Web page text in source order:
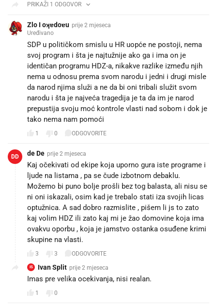
PRIKAŽI 1 ODGOVOR
Zlo I oʞɐdoɐu prije 2 mjeseca
Uređivano
SDP u političkom smislu u HR uopće ne postoji, nema
svoj program i šta je najtužnije ako ga i ima on je
identičan programu HDZ-a, nikakve razlike između njih
nema u odnosu prema svom narodu i jedni i drugi misle
da narod njima služi a ne da bi oni tribali služit svom
narodu i šta je najveća tragedija je ta da im je narod
prepustija svoju moć kontrole vlasti nad sobom i dok je
tako nema nam pomoći 🫵😠
1 0 ODGOVORITE
DD de De prije 2 mjeseca
Kaj očekivati od ekipe koja uporno gura iste programe i
ljude na listama , pa se čude izbotnom debaklu.
Možemo bi puno bolje prošli bez tog balasta, ali nisu se
ni oni iskazali, osim kad je trebalo stati iza svojih licas
optužnica. A sad dobro razmislite , pišem li js to zato
kaj volim HDZ ili zato kaj mi je žao domovine koja ima
ovakvu oporbu , koja je jamstvo ostanka osuđene krimi
skupine na vlasti.
3 3 ODGOVORITE
IS Ivan Split prije 2 mjeseca
Imas pre velika ocekivanja, nisi realan.
1 0